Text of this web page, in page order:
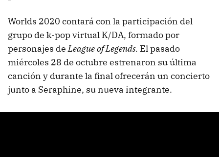
Worlds 2020 contará con la participación del
grupo de k-pop virtual K/DA, formado por
personajes deLeague of Legends. El pasado
miércoles 28 de octubre estrenaron su última
canción y durante la final ofrecerán un concierto
junto a Seraphine, su nueva integrante.